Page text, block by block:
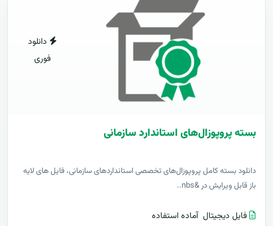
دانلود
فوری
بسته پروپوزال‌های استاندارد سازمانی
دانلود بسته کامل پروپوزال‌های تخصصی استانداردهای سازمانی، فایل های لایه
باز قابل ویرایش در &nbs..
فایل دیجیتال آماده استفاده